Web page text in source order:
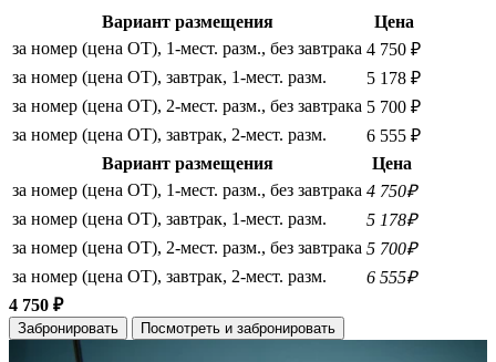
Вариант размещения
Цена
за номер (цена ОТ), 1-мест. разм., без завтрака 4 750 ₽
за номер (цена ОТ), завтрак, 1-мест. разм.
5 178 ₽
за номер (цена ОТ), 2-мест. разм., без завтрака 5 700 ₽
за номер (цена ОТ), завтрак, 2-мест. разм.
6 555 ₽
Вариант размещения
Цена
за номер (цена ОТ), 1-мест. разм., без завтрака 4 750₽
за номер (цена ОТ), завтрак, 1-мест. разм.
5 178₽
за номер (цена ОТ), 2-мест. разм., без завтрака 5 700₽
за номер (цена ОТ), завтрак, 2-мест. разм.
6 555₽
4 750 ₽
Забронировать Посмотреть и забронировать